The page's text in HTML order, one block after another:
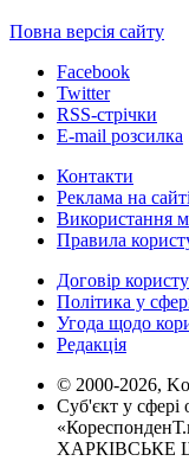
Повна версія сайту
Facebook
Twitter
RSS-стрічки
E-mail розсилка
Контакти
Реклама на сайті
Використання
Правила
Договір
Політика у
Угода щодо
Редакція
© 2000-2026,
Суб'єкт у сфері
ХАРКІВСЬКЕ